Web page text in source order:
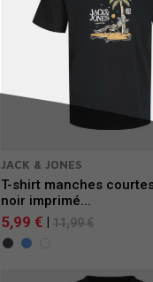
JACK & JONES
T-shirt manches
noir imprimé...
5,99 € 11,99 €